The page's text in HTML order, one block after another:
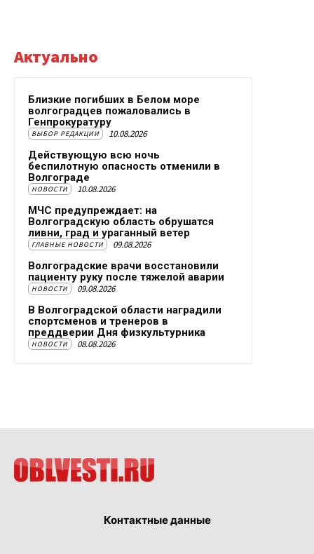
Актуально
Близкие погибших в Белом море
волгоградцев пожаловались в
Генпрокуратуру
ВЫБОР РЕДАКЦИИ 10.08.2026
Действующую всю ночь
беспилотную опасность отменили в
Волгограде
НОВОСТИ 10.08.2026
МЧС предупреждает: на
Волгоградскую область обрушатся
ливни, град и ураганный ветер
ГЛАВНЫЕ НОВОСТИ 09.08.2026
Волгоградские врачи восстановили
пациенту руку после тяжелой аварии
НОВОСТИ 09.08.2026
В Волгоградской области наградили
спортсменов и тренеров в
преддверии Дня физкультурника
НОВОСТИ 08.08.2026
Контактные данные